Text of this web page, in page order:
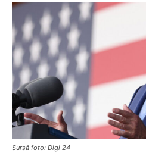
Sursă foto: Digi 24